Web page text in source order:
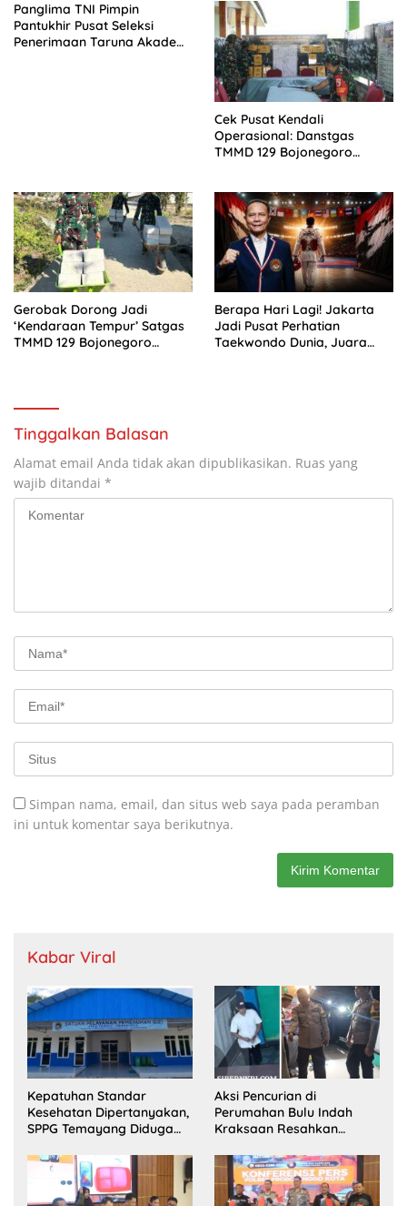
Panglima TNI Pimpin
Pantukhir Pusat Seleksi
Penerimaan Taruna Akademi
Cek Pusat Kendali
Operasional: Danstgas
TMMD 129 Bojonegoro
Gerobak Dorong Jadi
‘Kendaraan Tempur’ Satgas
TMMD 129 Bojonegoro
Berapa Hari Lagi! Jakarta
Jadi Pusat Perhatian
Taekwondo Dunia, Juara
Tinggalkan Balasan
Alamat email Anda tidak akan dipublikasikan. Ruas yang
wajib ditandai *
Simpan nama, email, dan situs web saya pada peramban
ini untuk komentar saya berikutnya.
Kabar Viral
Kepatuhan Standar
Kesehatan Dipertanyakan,
SPPG Temayang Diduga
Aksi Pencurian di
Perumahan Bulu Indah
Kraksaan Resahkan